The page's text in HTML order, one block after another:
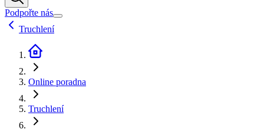
Podpořte nás
Truchlení
Online poradna
Truchlení